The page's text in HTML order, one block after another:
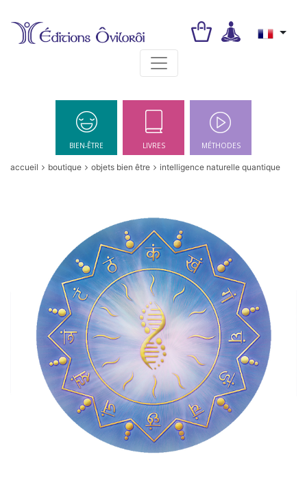
Toggle navigation
LIVRES MÉTHODES
BIEN-ÊTRE
accueil boutique objets bien être intelligence naturelle quantique